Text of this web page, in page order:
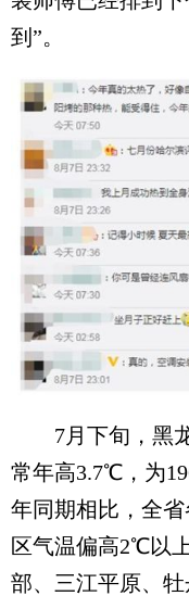
到”。
7月下旬，黑龙
常年高3.7℃，为
年同期相比，全
区气温偏高2℃以
部、三江平原、